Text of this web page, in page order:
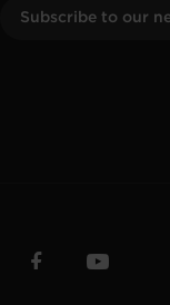
Subscribe to our